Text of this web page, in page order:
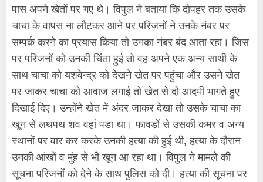
पास अपने खेतों पर गए थे। विपुल ने बताया कि दोपहर तक उसके
चाचा के वापस ना लौटकर आने पर परिजनों ने उनके नंबर पर
सम्पर्क करने का प्रयास किया तो उनका नंबर बंद आता रहा। जिस
पर परिजनों को उनकी चिंता हुई तो वह अपने एक अन्य साथी के
साथ चाचा को यशवेन्द्र को देखने खेत पर पहुंचा और उसने खेत
पर जाकर चाचा को आवाज लगाई तो खेत से दो आदमी भागते हुए
दिखाई दिए। उन्होंने खेत में अंदर जाकर देखा तो उसके चाचा का
खून से लथपथ शव वहां पडा था। फावडों से उसकी कमर व अन्य
स्थानों पर वार कर करके उनकी हत्या की हुई थी, हत्या के दौरान
उनकी आंखों व मुंह से भी खून आ रहा था। विपुल ने मामले की
सूचना परिजनों को देने के साथ पुलिस को दी। हत्या की सूचना पर